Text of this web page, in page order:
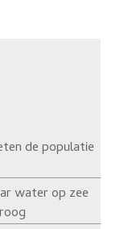
de populatie
water op zee